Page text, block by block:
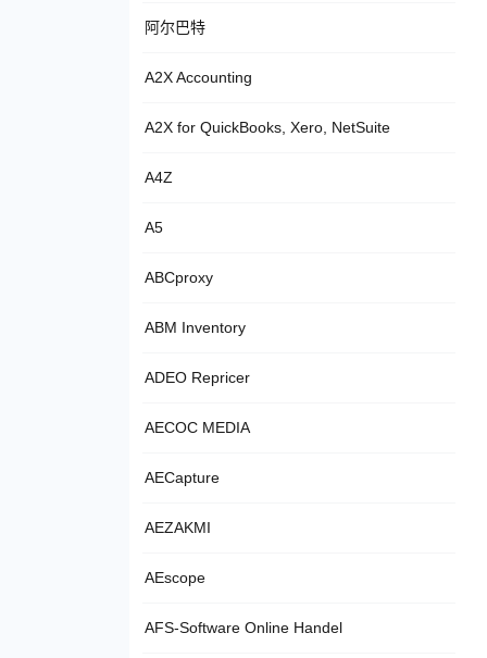
阿尔巴特
A2X Accounting
A2X for QuickBooks, Xero, NetSuite
A4Z
A5
ABCproxy
ABM Inventory
ADEO Repricer
AECOC MEDIA
AECapture
AEZAKMI
AEscope
AFS-Software Online Handel